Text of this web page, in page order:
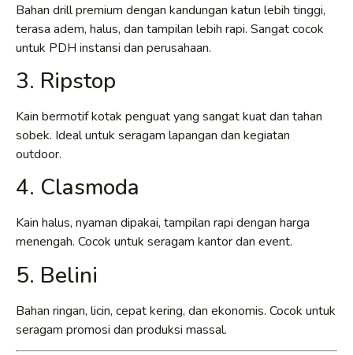
Bahan drill premium dengan kandungan katun lebih tinggi,
terasa adem, halus, dan tampilan lebih rapi. Sangat cocok
untuk PDH instansi dan perusahaan.
3. Ripstop
Kain bermotif kotak penguat yang sangat kuat dan tahan
sobek. Ideal untuk seragam lapangan dan kegiatan
outdoor.
4. Clasmoda
Kain halus, nyaman dipakai, tampilan rapi dengan harga
menengah. Cocok untuk seragam kantor dan event.
5. Belini
Bahan ringan, licin, cepat kering, dan ekonomis. Cocok untuk
seragam promosi dan produksi massal.